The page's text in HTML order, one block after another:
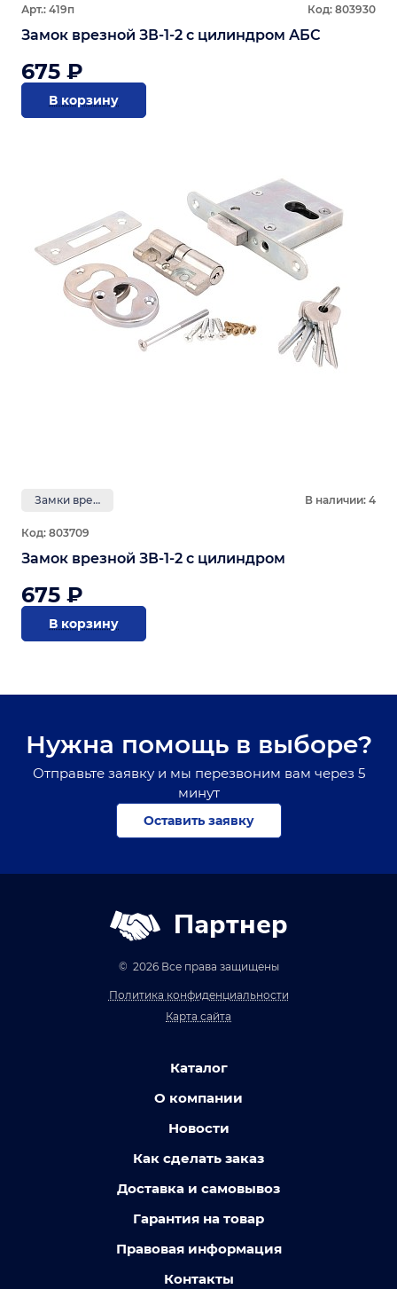
Арт.: 419п Код: 803930
Замок врезной ЗВ-1-2 с цилиндром АБС
675 ₽
В корзину
Замки врезные В наличии: 4
Код: 803709
Замок врезной ЗВ-1-2 с цилиндром
675 ₽
В корзину
Нужна помощь в выборе?
Отправьте заявку и мы перезвоним вам через 5
минут
Оставить заявку
Партнер
© 2026 Все права защищены
Политика конфиденциальности
Карта сайта
Каталог
О компании
Новости
Как сделать заказ
Доставка и самовывоз
Гарантия на товар
Правовая информация
Контакты